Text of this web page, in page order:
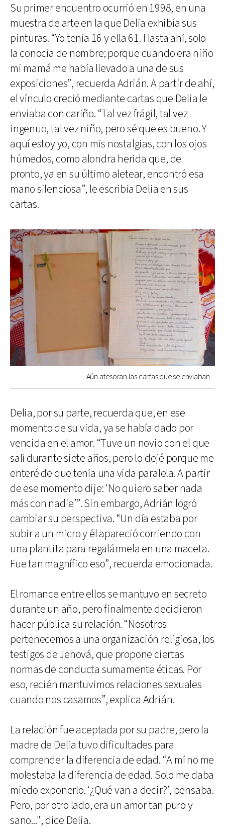
Su primer encuentro ocurrió en 1998, en una
muestra de arte en la que Delia exhibía sus
pinturas. “Yo tenía 16 y ella 61. Hasta ahí, solo
la conocía de nombre; porque cuando era niño
mi mamá me había llevado a una de sus
exposiciones”, recuerda Adrián. A partir de ahí,
el vínculo creció mediante cartas que Delia le
enviaba con cariño. “Tal vez frágil, tal vez
ingenuo, tal vez niño, pero sé que es bueno. Y
aquí estoy yo, con mis nostalgias, con los ojos
húmedos, como alondra herida que, de
pronto, ya en su último aletear, encontró esa
mano silenciosa”, le escribía Delia en sus
cartas.
Aún atesoran las cartas que se enviaban
Delia, por su parte, recuerda que, en ese
momento de su vida, ya se había dado por
vencida en el amor. “Tuve un novio con el que
salí durante siete años, pero lo dejé porque me
enteré de que tenía una vida paralela. A partir
de ese momento dije: ‘No quiero saber nada
más con nadie’”. Sin embargo, Adrián logró
cambiar su perspectiva. “Un día estaba por
subir a un micro y él apareció corriendo con
una plantita para regalármela en una maceta.
Fue tan magnífico eso”, recuerda emocionada.
El romance entre ellos se mantuvo en secreto
durante un año, pero finalmente decidieron
hacer pública su relación. “Nosotros
pertenecemos a una organización religiosa, los
testigos de Jehová, que propone ciertas
normas de conducta sumamente éticas. Por
eso, recién mantuvimos relaciones sexuales
cuando nos casamos”, explica Adrián.
La relación fue aceptada por su padre, pero la
madre de Delia tuvo dificultades para
comprender la diferencia de edad. “A mí no me
molestaba la diferencia de edad. Solo me daba
miedo exponerlo. ‘¿Qué van a decir?’, pensaba.
Pero, por otro lado, era un amor tan puro y
sano...", dice Delia.